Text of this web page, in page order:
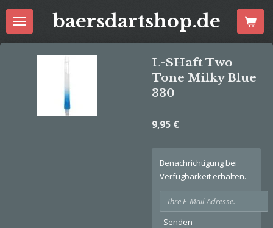
Zum
Hauptinhalt
baersdartshop.de
L-SHaft Two
Tone Milky Blue
330
9,95 €
Benachrichtigung bei
Verfügbarkeit erhalten.
Senden